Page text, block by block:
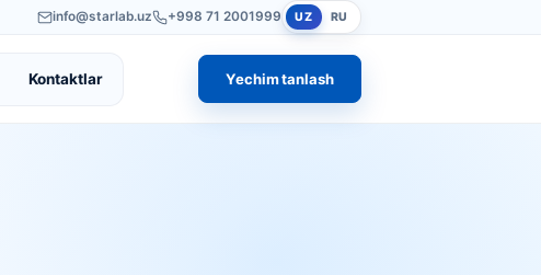
info@starlab.uz +998 71 2001999 UZ RU
Kontaktlar Yechim tanlash